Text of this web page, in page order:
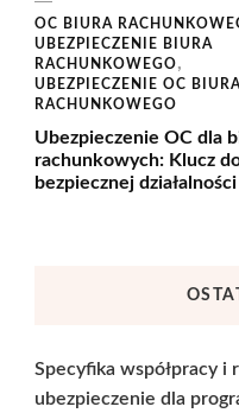
OC BIURA
UBEZPIECZENIE BIURA
RACHUNKOWEGO
UBEZPIECZENIE OC BIURA
RACHUNKOWEGO
Ubezpieczenie OC dla
rachunkowych: Klucz
bezpiecznej działalności
Specyfika współpracy i
ubezpieczenie dla